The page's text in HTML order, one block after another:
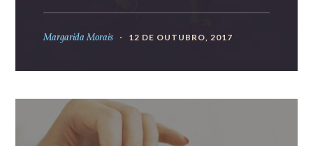
Margarida Morais 12 DE OUTUBRO, 2017